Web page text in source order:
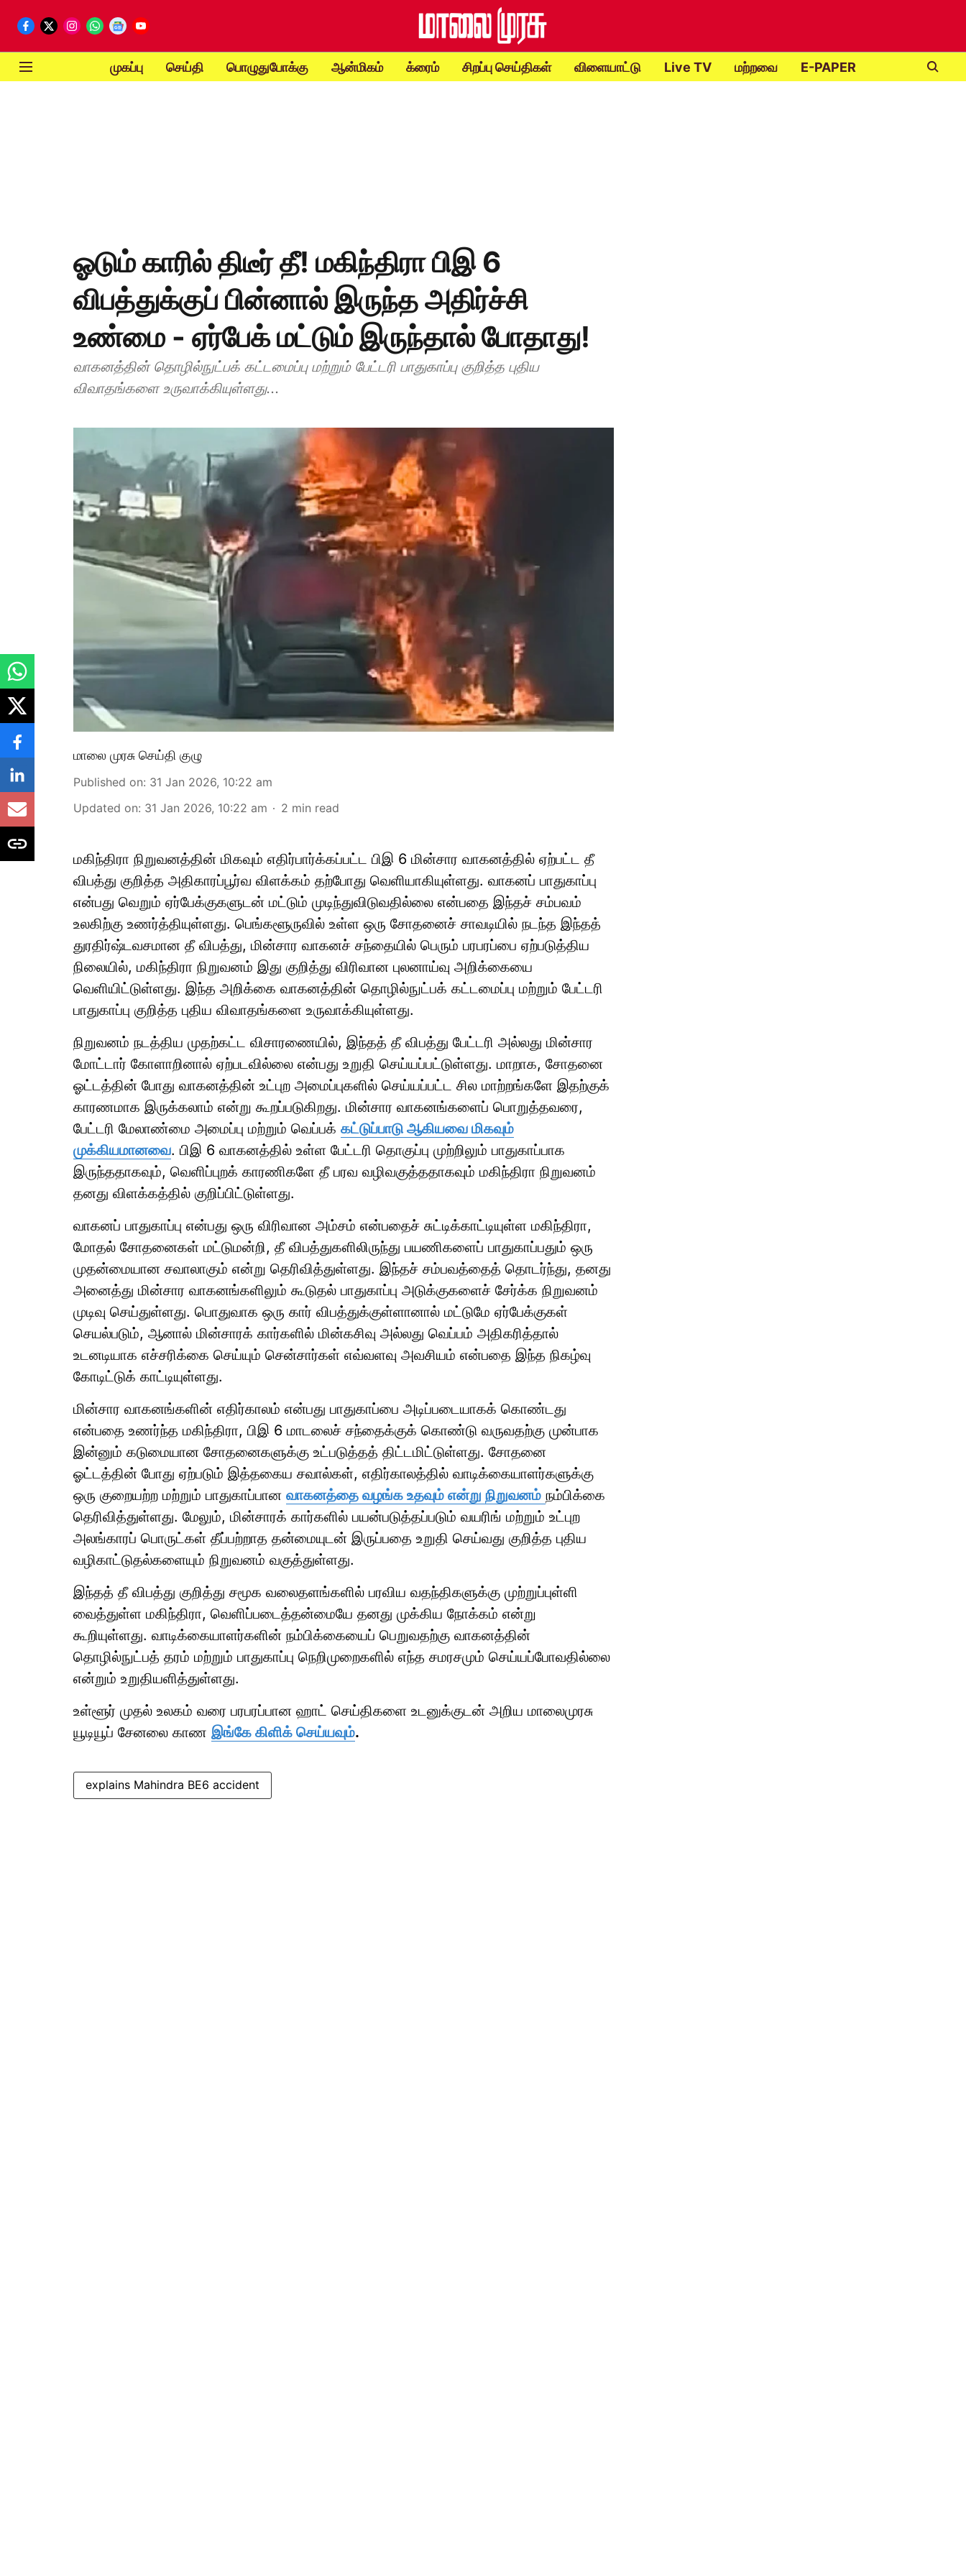
முகப்பு செய்தி பொழுதுபோக்கு ஆன்மிகம் க்ரைம் சிறப்பு செய்திகள் விளையாட்டு Live TV மற்றவை E-PAPER
ஓடும் காரில் திடீர் தீ! மகிந்திரா பிஇ 6
விபத்துக்குப் பின்னால் இருந்த அதிர்ச்சி
உண்மை - ஏர்பேக் மட்டும் இருந்தால் போதாது!
வாகனத்தின் தொழில்நுட்பக் கட்டமைப்பு மற்றும் பேட்டரி பாதுகாப்பு குறித்த புதிய
விவாதங்களை உருவாக்கியுள்ளது...
மாலை முரசு செய்தி குழு
Published on: 31 Jan 2026, 10:22 am
Updated on: 31 Jan 2026, 10:22 am 2 min read
மகிந்திரா நிறுவனத்தின் மிகவும் எதிர்பார்க்கப்பட்ட பிஇ 6 மின்சார வாகனத்தில் ஏற்பட்ட தீ
விபத்து குறித்த அதிகாரப்பூர்வ விளக்கம் தற்போது வெளியாகியுள்ளது. வாகனப் பாதுகாப்பு
என்பது வெறும் ஏர்பேக்குகளுடன் மட்டும் முடிந்துவிடுவதில்லை என்பதை இந்தச் சம்பவம்
உலகிற்கு உணர்த்தியுள்ளது. பெங்களூருவில் உள்ள ஒரு சோதனைச் சாவடியில் நடந்த இந்தத்
துரதிர்ஷ்டவசமான தீ விபத்து, மின்சார வாகனச் சந்தையில் பெரும் பரபரப்பை ஏற்படுத்திய
நிலையில், மகிந்திரா நிறுவனம் இது குறித்து விரிவான புலனாய்வு அறிக்கையை
வெளியிட்டுள்ளது. இந்த அறிக்கை வாகனத்தின் தொழில்நுட்பக் கட்டமைப்பு மற்றும் பேட்டரி
பாதுகாப்பு குறித்த புதிய விவாதங்களை உருவாக்கியுள்ளது.
நிறுவனம் நடத்திய முதற்கட்ட விசாரணையில், இந்தத் தீ விபத்து பேட்டரி அல்லது மின்சார
மோட்டார் கோளாறினால் ஏற்படவில்லை என்பது உறுதி செய்யப்பட்டுள்ளது. மாறாக, சோதனை
ஓட்டத்தின் போது வாகனத்தின் உட்புற அமைப்புகளில் செய்யப்பட்ட சில மாற்றங்களே இதற்குக்
காரணமாக இருக்கலாம் என்று கூறப்படுகிறது. மின்சார வாகனங்களைப் பொறுத்தவரை,
பேட்டரி மேலாண்மை அமைப்பு மற்றும் வெப்பக் கட்டுப்பாடு ஆகியவை மிகவும்
முக்கியமானவை. பிஇ 6 வாகனத்தில் உள்ள பேட்டரி தொகுப்பு முற்றிலும் பாதுகாப்பாக
இருந்ததாகவும், வெளிப்புறக் காரணிகளே தீ பரவ வழிவகுத்ததாகவும் மகிந்திரா நிறுவனம்
தனது விளக்கத்தில் குறிப்பிட்டுள்ளது.
வாகனப் பாதுகாப்பு என்பது ஒரு விரிவான அம்சம் என்பதைச் சுட்டிக்காட்டியுள்ள மகிந்திரா,
மோதல் சோதனைகள் மட்டுமன்றி, தீ விபத்துகளிலிருந்து பயணிகளைப் பாதுகாப்பதும் ஒரு
முதன்மையான சவாலாகும் என்று தெரிவித்துள்ளது. இந்தச் சம்பவத்தைத் தொடர்ந்து, தனது
அனைத்து மின்சார வாகனங்களிலும் கூடுதல் பாதுகாப்பு அடுக்குகளைச் சேர்க்க நிறுவனம்
முடிவு செய்துள்ளது. பொதுவாக ஒரு கார் விபத்துக்குள்ளானால் மட்டுமே ஏர்பேக்குகள்
செயல்படும், ஆனால் மின்சாரக் கார்களில் மின்கசிவு அல்லது வெப்பம் அதிகரித்தால்
உடனடியாக எச்சரிக்கை செய்யும் சென்சார்கள் எவ்வளவு அவசியம் என்பதை இந்த நிகழ்வு
கோடிட்டுக் காட்டியுள்ளது.
மின்சார வாகனங்களின் எதிர்காலம் என்பது பாதுகாப்பை அடிப்படையாகக் கொண்டது
என்பதை உணர்ந்த மகிந்திரா, பிஇ 6 மாடலைச் சந்தைக்குக் கொண்டு வருவதற்கு முன்பாக
இன்னும் கடுமையான சோதனைகளுக்கு உட்படுத்தத் திட்டமிட்டுள்ளது. சோதனை
ஓட்டத்தின் போது ஏற்படும் இத்தகைய சவால்கள், எதிர்காலத்தில் வாடிக்கையாளர்களுக்கு
ஒரு குறையற்ற மற்றும் பாதுகாப்பான வாகனத்தை வழங்க உதவும் என்று நிறுவனம் நம்பிக்கை
தெரிவித்துள்ளது. மேலும், மின்சாரக் கார்களில் பயன்படுத்தப்படும் வயரிங் மற்றும் உட்புற
அலங்காரப் பொருட்கள் தீப்பற்றாத தன்மையுடன் இருப்பதை உறுதி செய்வது குறித்த புதிய
வழிகாட்டுதல்களையும் நிறுவனம் வகுத்துள்ளது.
இந்தத் தீ விபத்து குறித்து சமூக வலைதளங்களில் பரவிய வதந்திகளுக்கு முற்றுப்புள்ளி
வைத்துள்ள மகிந்திரா, வெளிப்படைத்தன்மையே தனது முக்கிய நோக்கம் என்று
கூறியுள்ளது. வாடிக்கையாளர்களின் நம்பிக்கையைப் பெறுவதற்கு வாகனத்தின்
தொழில்நுட்பத் தரம் மற்றும் பாதுகாப்பு நெறிமுறைகளில் எந்த சமரசமும் செய்யப்போவதில்லை
என்றும் உறுதியளித்துள்ளது.
உள்ளூர் முதல் உலகம் வரை பரபரப்பான ஹாட் செய்திகளை உடனுக்குடன் அறிய மாலைமுரசு
யூடியூப் சேனலை காண இங்கே கிளிக் செய்யவும்.
explains Mahindra BE6 accident